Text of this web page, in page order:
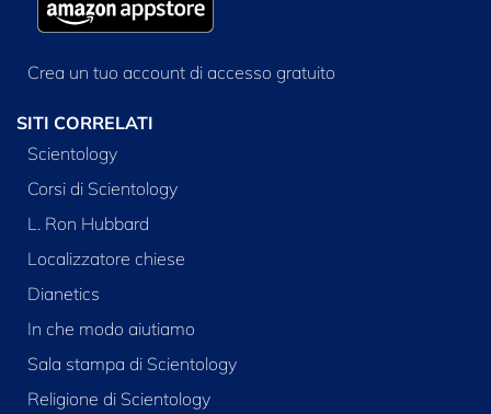
Crea un tuo account di accesso gratuito
SITI CORRELATI
Scientology
Corsi di Scientology
L. Ron Hubbard
Localizzatore chiese
Dianetics
In che modo aiutiamo
Sala stampa di Scientology
Religione di Scientology